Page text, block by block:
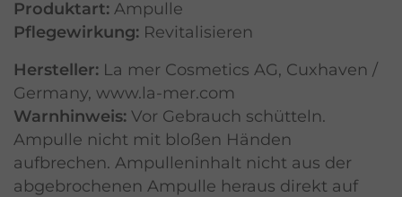
Produktart: Ampulle
Pflegewirkung: Revitalisieren
Hersteller: La mer Cosmetics AG, Cuxhaven /
Germany, www.la-mer.com
Warnhinweis: Vor Gebrauch schütteln.
Ampulle nicht mit bloßen Händen
aufbrechen. Ampulleninhalt nicht aus der
abgebrochenen Ampulle heraus direkt auf